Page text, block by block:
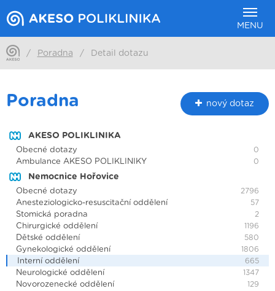
MENU
/ Poradna / Detail dotazu
Poradna nový dotaz
AKESO POLIKLINIKA
Obecné dotazy 0
Ambulance AKESO POLIKLINIKY 0
Nemocnice Hořovice
Obecné dotazy 2796
Anesteziologicko-resuscitační oddělení 57
Stomická poradna 2
Chirurgické oddělení 1196
Dětské oddělení 580
Gynekologické oddělení 1806
Interní oddělení 665
Neurologické oddělení 1347
Novorozenecké oddělení 129